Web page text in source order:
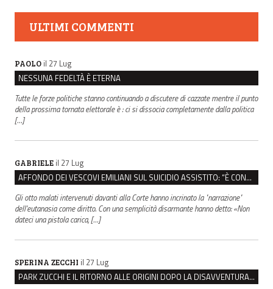
ULTIMI COMMENTI
PAOLO il 27 Lug
NESSUNA FEDELTÀ È ETERNA
Tutte le forze politiche stanno continuando a discutere di cazzate mentre il punto
della prossima tornata elettorale è : ci si dissocia completamente dalla politica
[…]
GABRIELE il 27 Lug
AFFONDO DEI VESCOVI EMILIANI SUL SUICIDIO ASSISTITO: “È CONTRO IL VALORE DELLA PERSONA”
Gli otto malati intervenuti davanti alla Corte hanno incrinato la "narrazione"
dell'eutanasia come diritto. Con una semplicità disarmante hanno detto: «Non
dateci una pistola carica, […]
SPERINA ZECCHI il 27 Lug
PARK ZUCCHI E IL RITORNO ALLE ORIGINI DOPO LA DISAVVENTURA CON REGGIO EMILIA PARCHEGGI